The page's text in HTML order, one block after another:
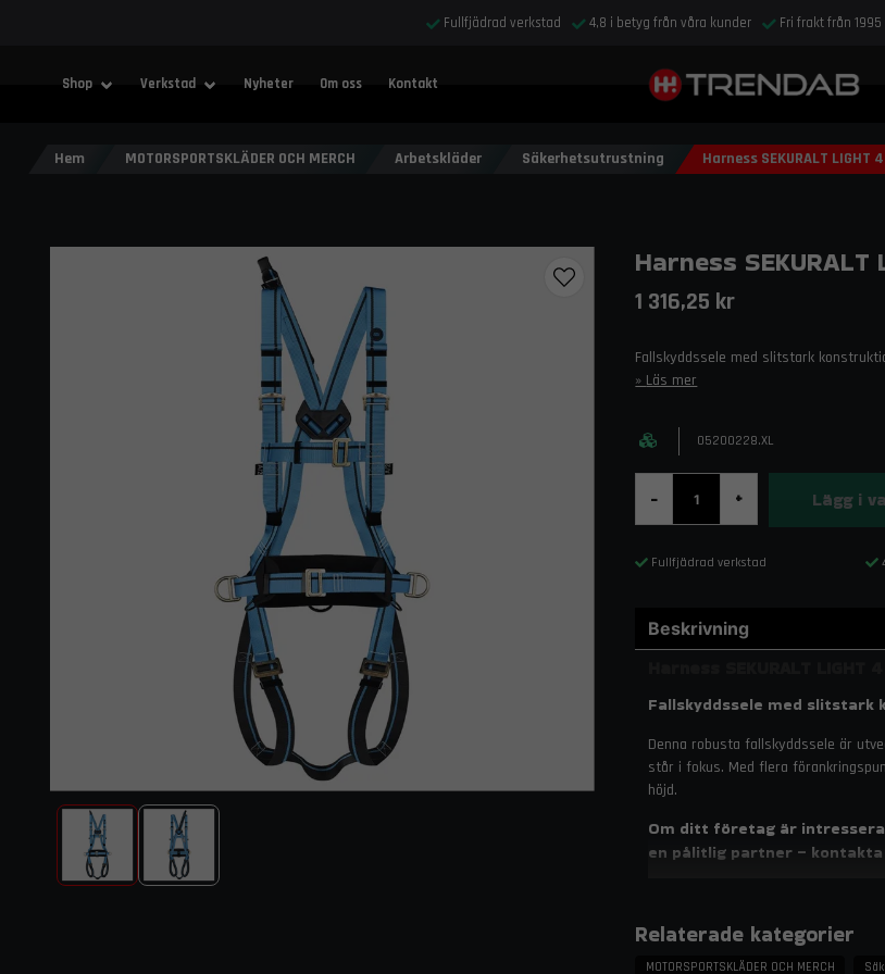
Fullfjädrad verkstad 4,8 i betyg från våra kunder Fri frakt från
Shop Verkstad Nyheter Om oss Kontakt
Hem MOTORSPORTSKLÄDER OCH MERCH Arbetskläder Säkerhetsutrustning Harness SEKURALT LIGHT 4
Harness SEKURALT
1 316,25 kr
Fallskyddssele med slitstark
Läs mer
05200228.XL
- + Lägg i
Fullfjädrad verkstad
Beskrivning
Fallskyddssele med
Denna robusta fallskyddssele är
står i fokus. Med flera
höjd.
Om ditt företag är
en pålitlig partner –
Ryggfäste för fallskydd
Relaterade kategorier
MOTORSPORTSKLÄDER OCH MERCH